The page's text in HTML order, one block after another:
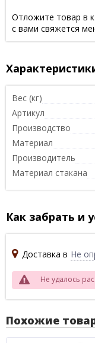
Отложите товар в
с вами свяжется
Вес (кг)
Артикул
Производство
Материал
Производитель
Материал стакана
Как забрать и
Доставка в Не
Не удалось
Похожие